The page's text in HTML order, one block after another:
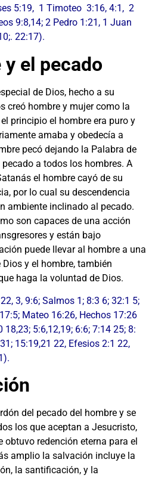
5:19, 1 Timoteo 3:16, 4:1, 2
9:8,14; 2 Pedro 1:21, 1 Juan
22:17).
y el pecado
de Dios, hecho a su
creó hombre y mujer como la
principio el hombre era puro y
amaba y obedecía a
pecó dejando la Palabra de
a todos los hombres. A
el hombre cayó de su
por lo cual su descendencia
ambiente inclinado al pecado.
son capaces de una acción
y están bajo
puede llevar al hombre a una
y el hombre, también
haga la voluntad de Dios.
3, 9:6; Salmos 1; 8:3 6; 32:1 5;
Mateo 16:26, Hechos 17:26
5:6,12,19; 6:6; 7:14 25; 8:
15:19,21 22, Efesios 2:1 22,
del pecado del hombre y se
los que aceptan a Jesucristo,
redención eterna para el
amplio la salvación incluye la
la santificación, y la